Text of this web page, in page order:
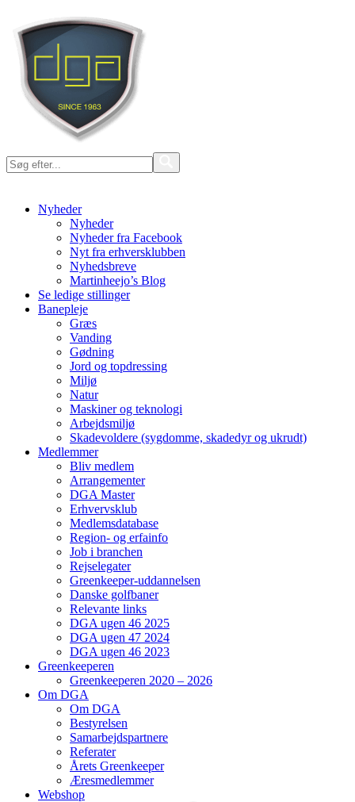
Nyheder
Nyheder
Nyheder fra Facebook
Nyt fra erhversklubben
Nyhedsbreve
Martinheejo’s Blog
Se ledige stillinger
Banepleje
Græs
Vanding
Gødning
Jord og topdressing
Miljø
Natur
Maskiner og teknologi
Arbejdsmiljø
Skadevoldere (sygdomme, skadedyr og ukrudt)
Medlemmer
Bliv medlem
Arrangementer
DGA Master
Erhvervsklub
Medlemsdatabase
Region- og erfainfo
Job i branchen
Rejselegater
Greenkeeper-uddannelsen
Danske golfbaner
Relevante links
DGA ugen 46 2025
DGA ugen 47 2024
DGA ugen 46 2023
Greenkeeperen
Greenkeeperen 2020 – 2026
Om DGA
Om DGA
Bestyrelsen
Samarbejdspartnere
Referater
Årets Greenkeeper
Æresmedlemmer
Webshop